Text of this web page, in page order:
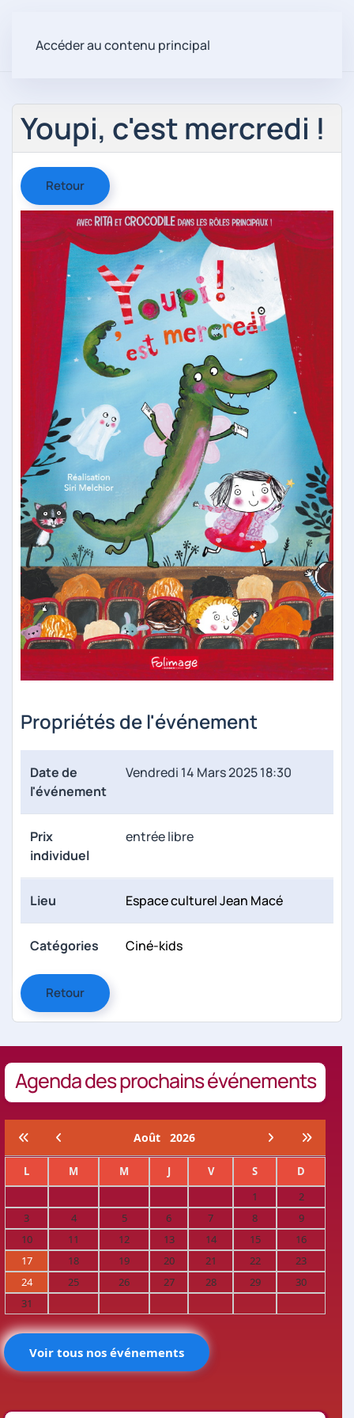
Accéder au contenu principal
Youpi, c'est mercredi !
Retour
Propriétés de l'événement
Date de
l'événement
Vendredi 14 Mars 2025 18:30
Prix
individuel
entrée libre
Lieu Espace culturel Jean Macé
Catégories Ciné-kids
Retour
Agenda des prochains événements
Août 2026
L M M J V S
D
1
2
3
4 5 6 7 8
9
10
11 12 13 14 15
16
17
18 19 20 21 22
23
24
25 26 27 28 29
30
31
Voir tous nos événements